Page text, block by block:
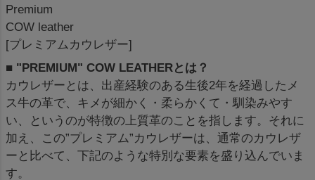
Premium
COW leather
[プレミアムカウレザー]
■ "PREMIUM" COW LEATHERとは？
カウレザーとは、出産経験のある生後2年を経過したメ
ス牛の革で、キメが細かく・柔らかくて・馴染みやす
い、というのが特徴の上質革のことを指します。それに
加え、この”プレミアム”カウレザーは、通常のカウレザ
ーと比べて、下記のような特別な要素を盛り込んでいま
す。